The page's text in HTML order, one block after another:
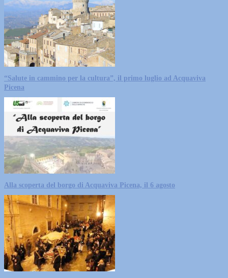
“Salute in cammino per la cultura”, il primo luglio ad Acquaviva
Picena
Alla scoperta del borgo di Acquaviva Picena, il 6 agosto